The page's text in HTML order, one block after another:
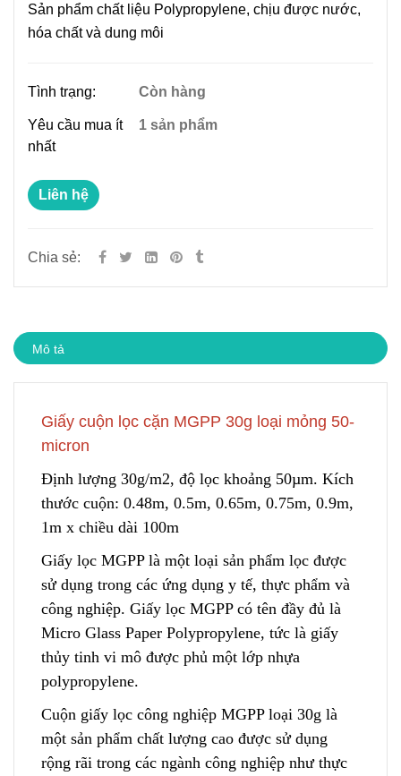
Sản phẩm chất liệu Polypropylene, chịu được nước,
hóa chất và dung môi
Tình trạng: Còn hàng
Yêu cầu mua ít
nhất
1 sản phẩm
Liên hệ
Chia sẻ:
Mô tả
Giấy cuộn lọc cặn MGPP 30g loại mỏng 50-
micron
Định lượng 30g/m2, độ lọc khoảng 50µm. Kích
thước cuộn: 0.48m, 0.5m, 0.65m, 0.75m, 0.9m,
1m x chiều dài 100m
Giấy lọc MGPP là một loại sản phẩm lọc được
sử dụng trong các ứng dụng y tế, thực phẩm và
công nghiệp. Giấy lọc MGPP có tên đầy đủ là
Micro Glass Paper Polypropylene, tức là giấy
thủy tinh vi mô được phủ một lớp nhựa
polypropylene.
Cuộn giấy lọc công nghiệp MGPP loại 30g là
một sản phẩm chất lượng cao được sử dụng
rộng rãi trong các ngành công nghiệp như thực